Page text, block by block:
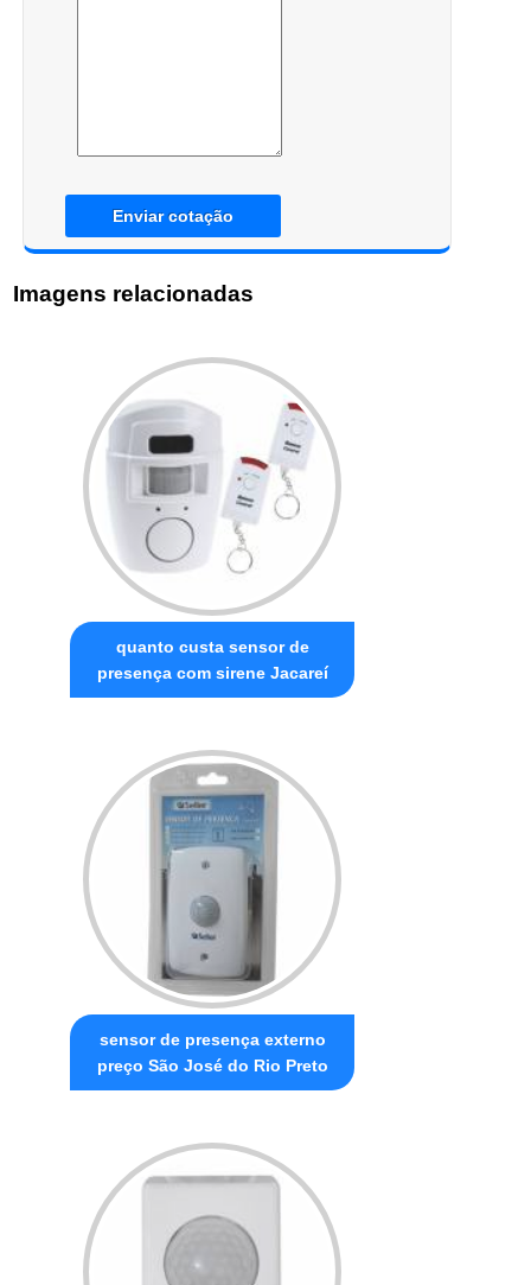
Enviar cotação
Imagens relacionadas
quanto custa sensor de
presença com sirene Jacareí
sensor de presença externo
preço São José do Rio Preto